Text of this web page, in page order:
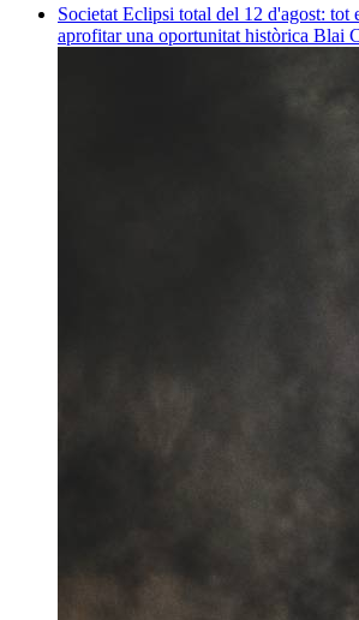
Societat Eclipsi total del 12 d'agost: tot
aprofitar una oportunitat històrica Blai